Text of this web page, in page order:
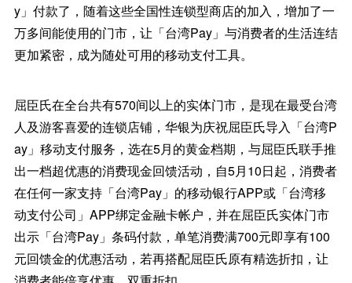
y」付款了，随着这些全国性连锁型商店的加入，增加了一
万多间能使用的门市，让「台湾Pay」与消费者的生活连结
更加紧密，成为随处可用的移动支付工具。
屈臣氏在全台共有570间以上的实体门市，是现在最受台湾
人及游客喜爱的连锁店铺，华银为庆祝屈臣氏导入「台湾P
ay」移动支付服务，选在5月的黄金档期，与屈臣氏联手推
出一档超优惠的消费现金回馈活动，自5月10日起，消费者
在任何一家支持「台湾Pay」的移动银行APP或「台湾移
动支付公司」APP绑定金融卡帐户，并在屈臣氏实体门市
出示「台湾Pay」条码付款，单笔消费满700元即享有100
元回馈金的优惠活动，若再搭配屈臣氏原有精选折扣，让